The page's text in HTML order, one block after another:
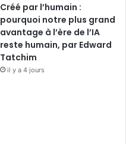
Créé par l’humain :
pourquoi notre plus grand
avantage à l’ère de l’IA
reste humain, par Edward
Tatchim
il y a 4 jours